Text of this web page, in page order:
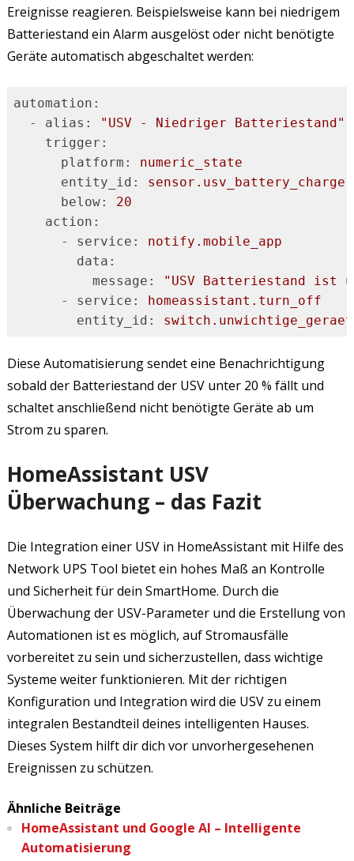
Ereignisse reagieren. Beispielsweise kann bei niedrigem
Batteriestand ein Alarm ausgelöst oder nicht benötigte
Geräte automatisch abgeschaltet werden:
automation:
-
alias:
"USV - Niedriger Batteriestand"
trigger:
platform:
numeric_state
entity_id:
sensor.usv_battery_charge
below:
20
action:
-
service:
notify.mobile_app
data:
message:
"USV Batteriestand ist
-
service:
homeassistant.turn_off
entity_id:
Diese Automatisierung sendet eine Benachrichtigung
sobald der Batteriestand der USV unter 20 % fällt und
schaltet anschließend nicht benötigte Geräte ab um
Strom zu sparen.
HomeAssistant USV
Überwachung – das Fazit
Die Integration einer USV in HomeAssistant mit Hilfe des
Network UPS Tool bietet ein hohes Maß an Kontrolle
und Sicherheit für dein SmartHome. Durch die
Überwachung der USV-Parameter und die Erstellung von
Automationen ist es möglich, auf Stromausfälle
vorbereitet zu sein und sicherzustellen, dass wichtige
Systeme weiter funktionieren. Mit der richtigen
Konfiguration und Integration wird die USV zu einem
integralen Bestandteil deines intelligenten Hauses.
Dieses System hilft dir dich vor unvorhergesehenen
Ereignissen zu schützen.
Ähnliche Beiträge
HomeAssistant und Google AI – Intelligente
Automatisierung